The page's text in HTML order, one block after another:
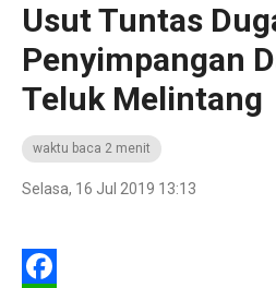
Usut Tuntas
Penyimpangan
Teluk Melintang
waktu baca 2 menit
Selasa, 16 Jul 2019 13:13